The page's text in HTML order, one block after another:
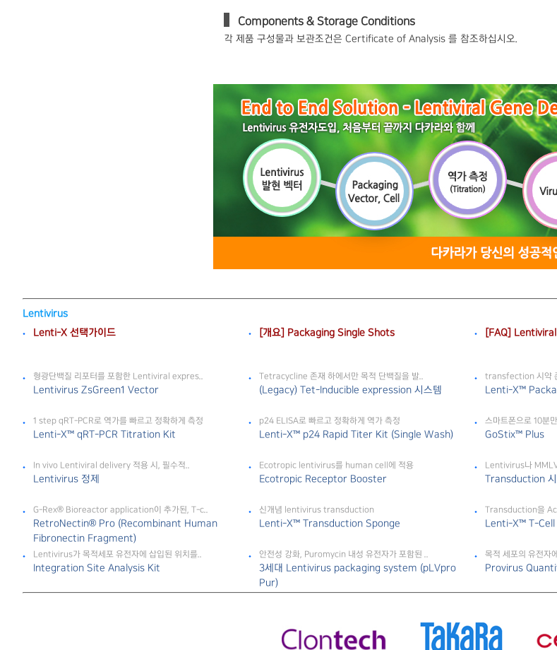
Components & Storage Conditions
각 제품 구성물과 보관조건은 Certificate of Analysis 를 참조하십시오.
Lentivirus
Lenti-X 선택가이드
[개요] Packaging Single Shots [FAQ]
형광단백질 리포터를 포함한 Lentiviral expres..
Lentivirus ZsGreen1 Vector
Tetracycline 존재 하에서만 목적 단백질을 발..
(Legacy) Tet-Inducible expression 시스템
transfection 시약
Lenti-X™
1 step qRT-PCR로 역가를 빠르고 정확하게 측정
Lenti-X™ qRT-PCR Titration Kit
p24 ELISA로 빠르고 정확하게 역가 측정
Lenti-X™ p24 Rapid Titer Kit (Single Wash)
스마트폰으로 10분
GoStix™ Plus
In vivo Lentiviral delivery 적용 시, 필수적..
Lentivirus 정제
Ecotropic lentivirus를 human cell에 적용
Ecotropic Receptor Booster
Lentivirus나
Transduction
G-Rex® Bioreactor application이 추가된, T-c..
RetroNectin® Pro (Recombinant Human
Fibronectin Fragment)
신개념 lentivirus transduction
Lenti-X™ Transduction Sponge
Transduction을
Lenti-X™ T-
Lentivirus가 목적세포 유전자에 삽입된 위치를..
Integration Site Analysis Kit
안전성 강화, Puromycin 내성 유전자가 포함된 ..
3세대 Lentivirus packaging system (pLVpro
Pur)
목적 세포의 유전자
Provirus